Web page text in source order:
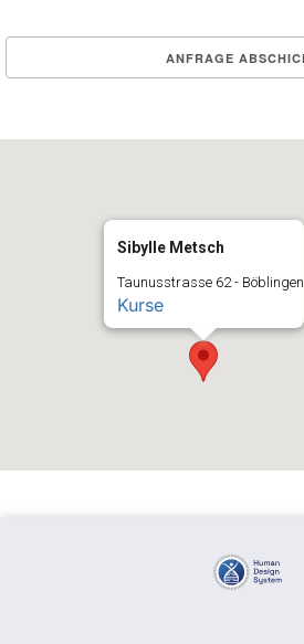
Sibylle Metsch
Taunusstrasse 62 - Böblingen
Kurse